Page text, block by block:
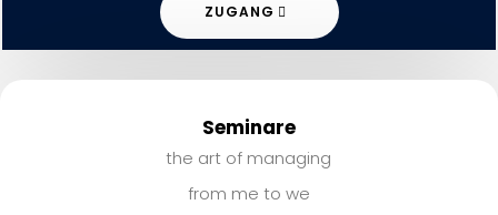
ZUGANG
Seminare
the art of managing
from me to we